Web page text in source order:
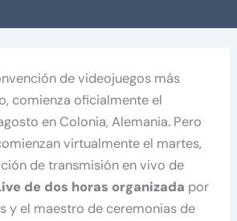
de videojuegos más
comienza oficialmente el
en Colonia, Alemania. Pero
virtualmente el martes,
de transmisión en vivo de
de dos horas organizada por
y el maestro de ceremonias de